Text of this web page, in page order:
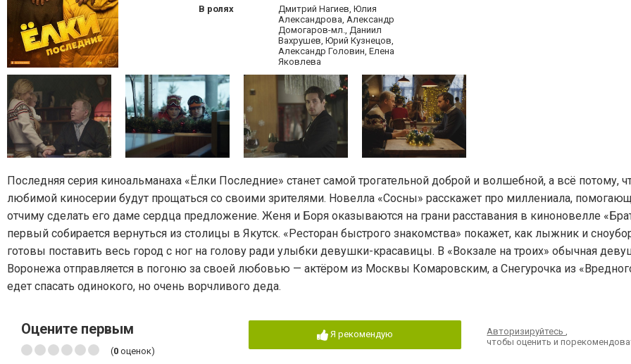
В ролях
Дмитрий Нагиев, Юлия
Александрова, Александр
Домогаров-мл., Даниил
Вахрушев, Юрий Кузнецов,
Александр Головин, Елена
Яковлева
Последняя серия киноальманаха «Ёлки Последние» станет самой трогательной доброй и волшебной, а всё потому,
любимой киносерии будут прощаться со своими зрителями. Новелла «Сосны» расскажет про миллениала,
отчиму сделать его даме сердца предложение. Женя и Боря оказываются на грани расставания в киноновелле
первый собирается вернуться из столицы в Якутск. «Ресторан быстрого знакомства» покажет, как лыжник и
готовы поставить весь город с ног на голову ради улыбки девушки-красавицы. В «Вокзале на троих» обычная
Воронежа отправляется в погоню за своей любовью — актёром из Москвы Комаровским, а Снегурочка из
едет спасать одинокого, но очень ворчливого деда.
Оцените первым
(0 оценок)
Я рекомендую Авторизируйтесь,
чтобы оценить и